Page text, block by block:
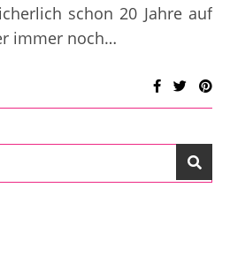
schon 20 Jahre auf
immer noch…